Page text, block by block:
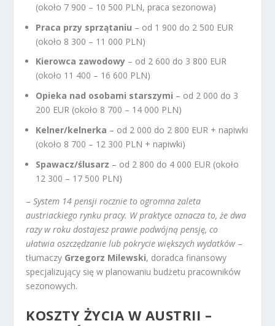
(około 7 900 – 10 500 PLN, praca sezonowa)
Praca przy sprzątaniu – od 1 900 do 2 500 EUR
(około 8 300 – 11 000 PLN)
Kierowca zawodowy – od 2 600 do 3 800 EUR
(około 11 400 – 16 600 PLN)
Opieka nad osobami starszymi – od 2 000 do 3
200 EUR (około 8 700 – 14 000 PLN)
Kelner/kelnerka – od 2 000 do 2 800 EUR + napiwki
(około 8 700 – 12 300 PLN + napiwki)
Spawacz/ślusarz – od 2 800 do 4 000 EUR (około
12 300 – 17 500 PLN)
–System 14 pensji rocznie to ogromna zaleta
austriackiego rynku pracy. W praktyce oznacza to, że dwa
razy w roku dostajesz prawie podwójną pensję, co
ułatwia oszczędzanie lub pokrycie większych wydatków–
tłumaczy Grzegorz Milewski, doradca finansowy
specjalizujący się w planowaniu budżetu pracowników
sezonowych.
KOSZTY ŻYCIA W AUSTRII –